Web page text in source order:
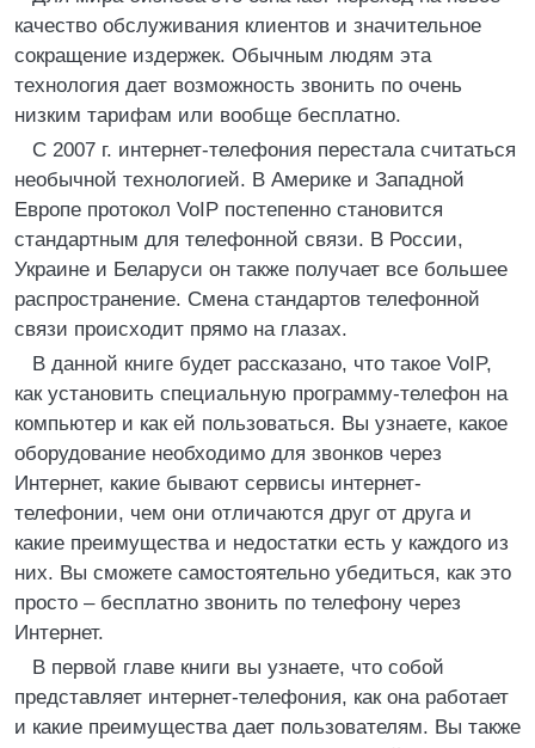
качество обслуживания клиентов и значительное
сокращение издержек. Обычным людям эта
технология дает возможность звонить по очень
низким тарифам или вообще бесплатно.
С 2007 г. интернет-телефония перестала считаться
необычной технологией. В Америке и Западной
Европе протокол VoIP постепенно становится
стандартным для телефонной связи. В России,
Украине и Беларуси он также получает все большее
распространение. Смена стандартов телефонной
связи происходит прямо на глазах.
В данной книге будет рассказано, что такое VoIP,
как установить специальную программу-телефон на
компьютер и как ей пользоваться. Вы узнаете, какое
оборудование необходимо для звонков через
Интернет, какие бывают сервисы интернет-
телефонии, чем они отличаются друг от друга и
какие преимущества и недостатки есть у каждого из
них. Вы сможете самостоятельно убедиться, как это
просто – бесплатно звонить по телефону через
Интернет.
В первой главе книги вы узнаете, что собой
представляет интернет-телефония, как она работает
и какие преимущества дает пользователям. Вы также